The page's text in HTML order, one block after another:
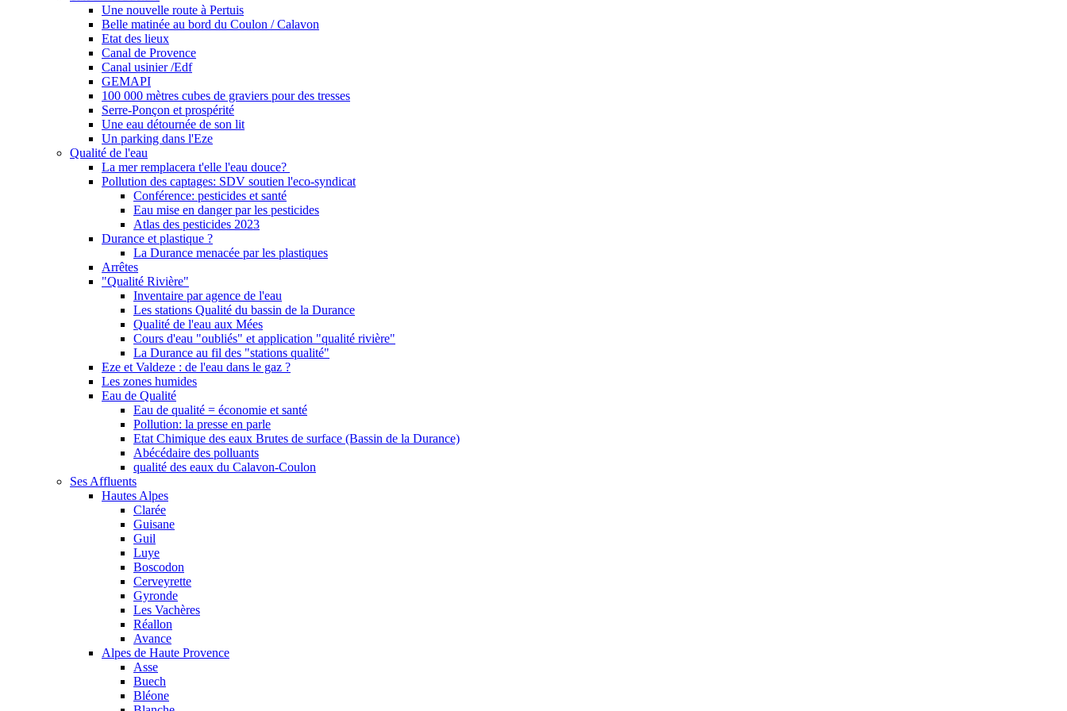
Une nouvelle route à Pertuis
Belle matinée au bord du Coulon / Calavon
Etat des lieux
Canal de Provence
Canal usinier /Edf
GEMAPI
100 000 mètres cubes de graviers pour des tresses
Serre-Ponçon et prospérité
Une eau détournée de son lit
Un parking dans l'Eze
Qualité de l'eau
La mer remplacera t'elle l'eau douce?
Pollution des captages: SDV soutien l'eco-syndicat
Conférence: pesticides et santé
Eau mise en danger par les pesticides
Atlas des pesticides 2023
Durance et plastique ?
La Durance menacée par les plastiques
Arrêtes
"Qualité Rivière"
Inventaire par agence de l'eau
Les stations Qualité du bassin de la Durance
Qualité de l'eau aux Mées
Cours d'eau "oubliés" et application "qualité rivière"
La Durance au fil des "stations qualité"
Eze et Valdeze : de l'eau dans le gaz ?
Les zones humides
Eau de Qualité
Eau de qualité = économie et santé
Pollution: la presse en parle
Etat Chimique des eaux Brutes de surface (Bassin de la Durance)
Abécédaire des polluants
qualité des eaux du Calavon-Coulon
Ses Affluents
Hautes Alpes
Clarée
Guisane
Guil
Luye
Boscodon
Cerveyrette
Gyronde
Les Vachères
Réallon
Avance
Alpes de Haute Provence
Asse
Buech
Bléone